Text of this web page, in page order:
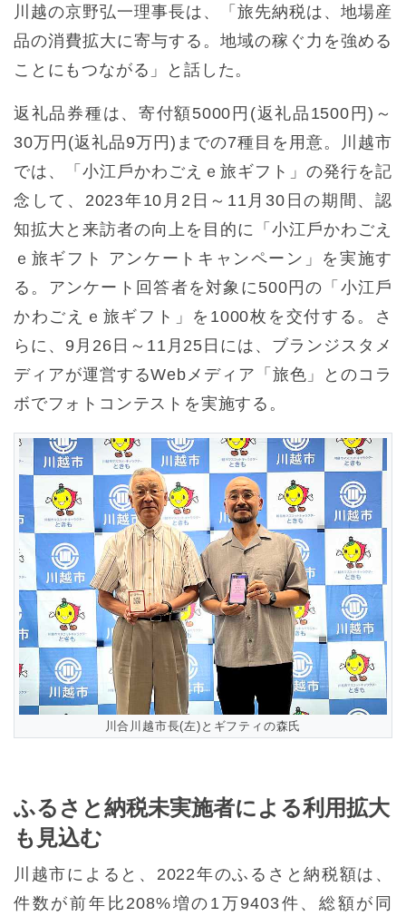
川越の京野弘⼀理事長は、「旅先納税は、地場産
品の消費拡大に寄与する。地域の稼ぐ力を強める
ことにもつながる」と話した。
返礼品券種は、寄付額5000円(返礼品1500円)～
30万円(返礼品9万円)までの7種目を用意。川越市
では、「⼩江⼾かわごえｅ旅ギフト」の発⾏を記
念して、2023年10⽉2⽇～11⽉30⽇の期間、認
知拡⼤と来訪者の向上を⽬的に「⼩江⼾かわごえ
ｅ旅ギフト アンケートキャンペーン」を実施す
る。アンケート回答者を対象に500円の「⼩江⼾
かわごえｅ旅ギフト」を1000枚を交付する。さ
らに、9⽉26⽇～11⽉25⽇には、ブランジスタメ
ディアが運営するWebメディア「旅⾊」とのコラ
ボでフォトコンテストを実施する。
川合川越市長(左)とギフティの森氏
ふるさと納税未実施者による利用拡大
も見込む
川越市によると、2022年のふるさと納税額は、
件数が前年比208%増の1万9403件、総額が同